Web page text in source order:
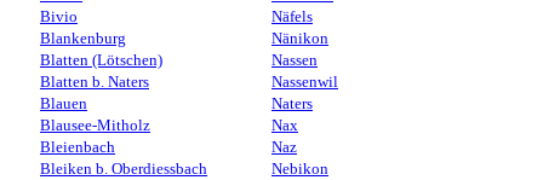
Bivio
Blankenburg
Blatten (Lötschen)
Blatten b. Naters
Blauen
Blausee-Mitholz
Bleienbach
Bleiken b. Oberdiessbach
Näfels
Nänikon
Nassen
Nassenwil
Naters
Nax
Naz
Nebikon